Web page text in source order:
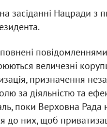
засіданні Нацради з
величезні
призначення
за діяльністю та
поки Верховна
до них, щоб